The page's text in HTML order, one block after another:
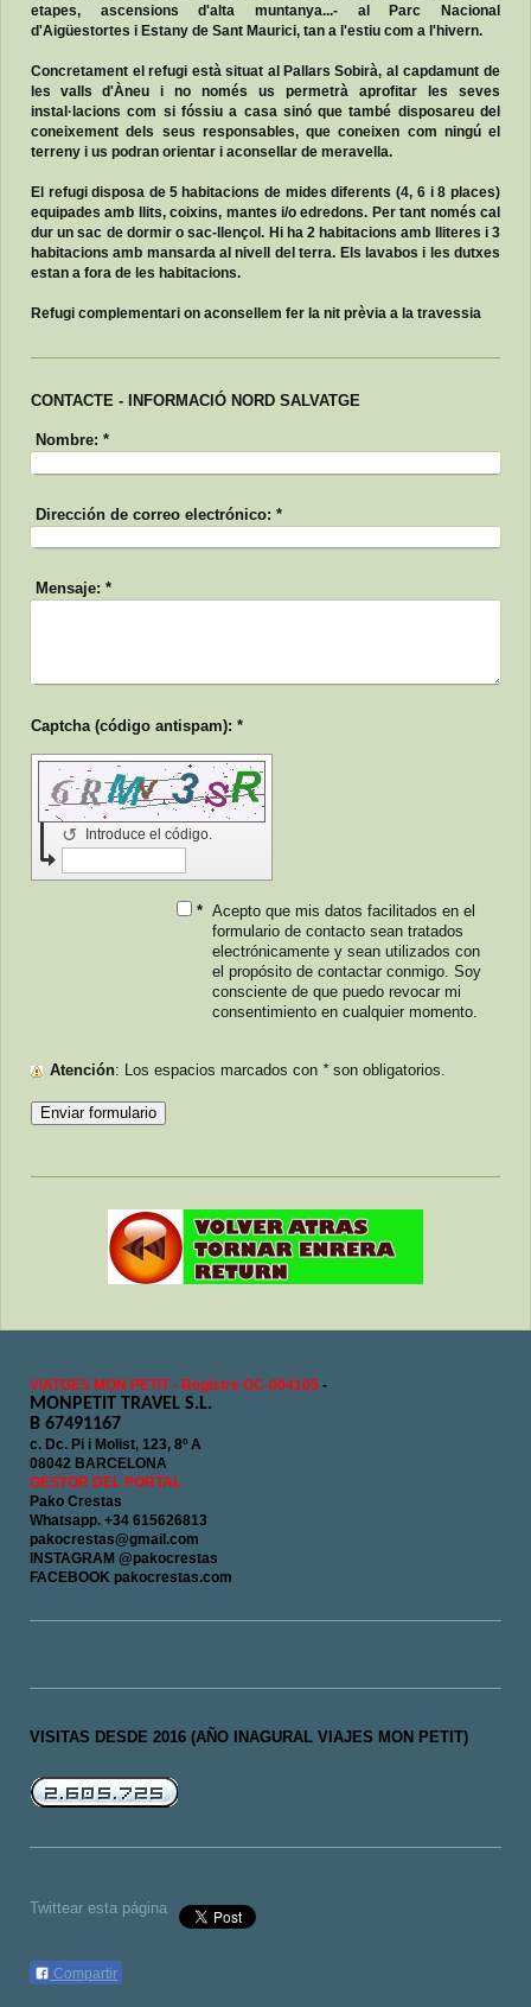
etapes, ascensions d'alta muntanya...- al Parc Nacional
d'Aigüestortes i Estany de Sant Maurici, tan a l'estiu com a l'hivern.
Concretament el refugi està situat al Pallars Sobirà, al capdamunt de
les valls d'Àneu i no només us permetrà aprofitar les seves
instal·lacions com si fóssiu a casa sinó que també disposareu del
coneixement dels seus responsables, que coneixen com ningú el
terreny i us podran orientar i aconsellar de meravella.
El refugi disposa de 5 habitacions de mides diferents (4, 6 i 8 places)
equipades amb llits, coixins, mantes i/o edredons. Per tant només cal
dur un sac de dormir o sac-llençol. Hi ha 2 habitacions amb lliteres i 3
habitacions amb mansarda al nivell del terra. Els lavabos i les dutxes
estan a fora de les habitacions.
Refugi complementari on aconsellem fer la nit prèvia a la travessia
CONTACTE - INFORMACIÓ NORD SALVATGE
Nombre: *
Dirección de correo electrónico: *
Mensaje: *
Captcha (código antispam): *
Introduce el código.
↺
* Acepto que mis datos facilitados en el
formulario de contacto sean tratados
electrónicamente y sean utilizados con
el propósito de contactar conmigo. Soy
consciente de que puedo revocar mi
consentimiento en cualquier momento.
Atención : Los espacios marcados con *son obligatorios.
VIATGES MON PETIT - Registre GC-004105 -
MONPETIT TRAVEL S.L.
B 67491167
c. Dc. Pi i Molist, 123, 8º A
08042 BARCELONA
GESTOR DEL PORTAL
Pako Crestas
Whatsapp. +34 615626813
pakocrestas@gmail.com
INSTAGRAM @pakocrestas
FACEBOOK pakocrestas.com
VISITAS DESDE 2016 (AÑO INAGURAL VIAJES MON PETIT)
Twittear esta página
Compartir